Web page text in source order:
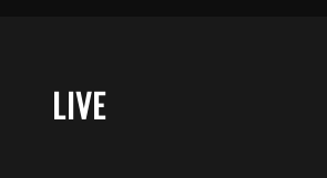
LIVE